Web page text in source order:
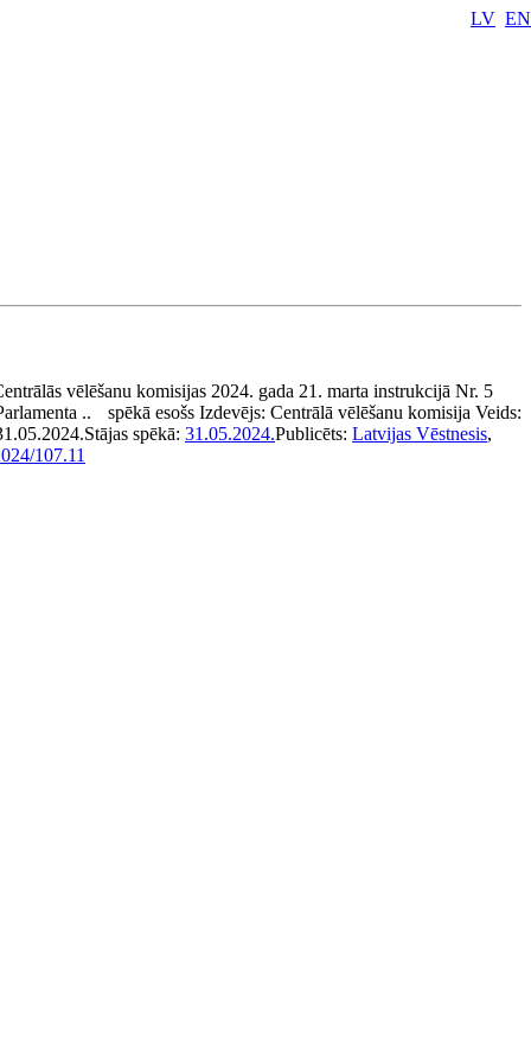
LV EN
vēlēšanu komisijas 2024. gada 21. marta instrukcijā Nr. 5
..
spēkā esošs Izdevējs: Centrālā vēlēšanu komisija Veids:
Stājas spēkā: 31.05.2024.Publicēts: Latvijas Vēstnesis,
107.11